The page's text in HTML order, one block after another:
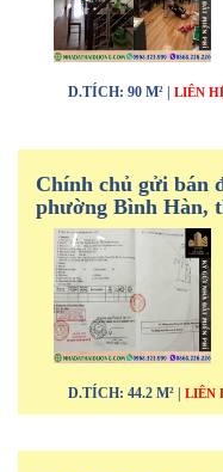
D.TÍCH: 90 M² | LIÊN
Chính chủ gửi bán
phường Bình Hàn,
D.TÍCH: 44.2 M² | LIÊN